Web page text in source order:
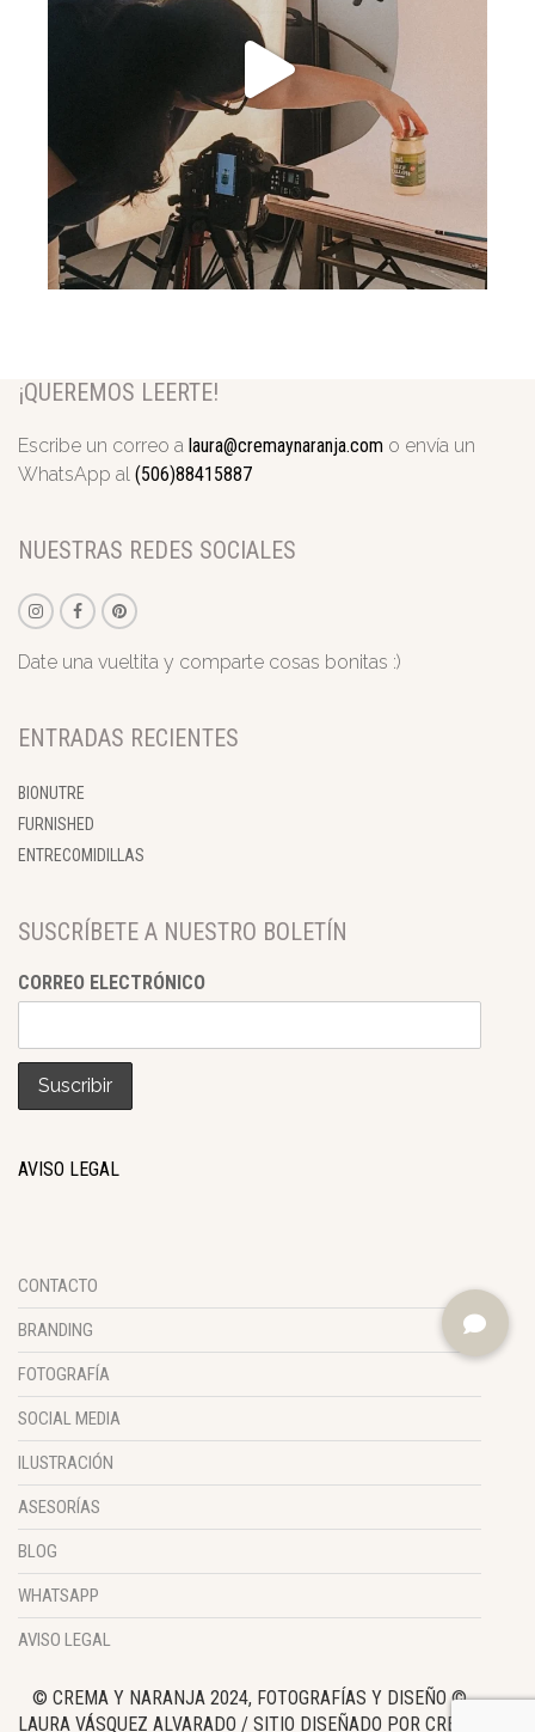
¡QUEREMOS LEERTE!
Escribe un correo a laura@cremaynaranja.com o envía un
WhatsApp al (506)88415887
NUESTRAS REDES SOCIALES
Date una vueltita y comparte cosas bonitas :)
ENTRADAS RECIENTES
BIONUTRE
FURNISHED
ENTRECOMIDILLAS
SUSCRÍBETE A NUESTRO BOLETÍN
CORREO ELECTRÓNICO
AVISO LEGAL
CONTACTO
BRANDING
FOTOGRAFÍA
SOCIAL MEDIA
ILUSTRACIÓN
ASESORÍAS
BLOG
WHATSAPP
AVISO LEGAL
© CREMA Y NARANJA 2024, FOTOGRAFÍAS Y DISEÑO ©
LAURA VÁSQUEZ ALVARADO / SITIO DISEÑADO POR CREMA